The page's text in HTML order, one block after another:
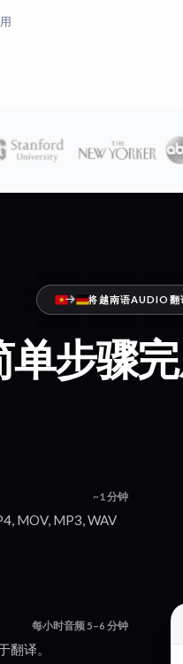
将越南语AUDIO翻
单步骤
~1 分钟
MOV, MP3, WAV
每小时音频 5–6 分钟
翻译。